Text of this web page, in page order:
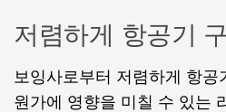
저렴하게 항공기
보잉사로부터 저렴하게 항공
원가에 영향을 미칠 수 있는